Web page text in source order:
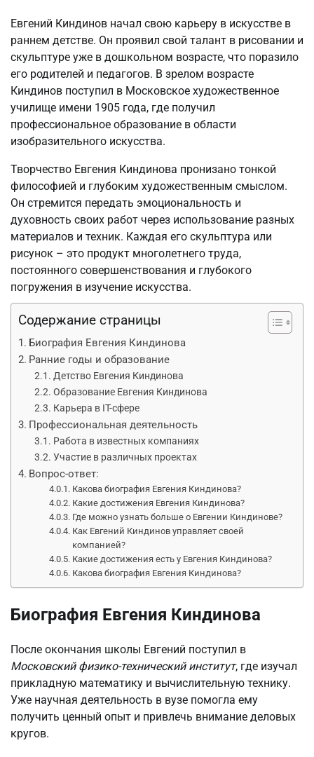
Евгений Киндинов начал свою карьеру в искусстве в
раннем детстве. Он проявил свой талант в рисовании и
скульптуре уже в дошкольном возрасте, что поразило
его родителей и педагогов. В зрелом возрасте
Киндинов поступил в Московское художественное
училище имени 1905 года, где получил
профессиональное образование в области
изобразительного искусства.
Творчество Евгения Киндинова пронизано тонкой
философией и глубоким художественным смыслом.
Он стремится передать эмоциональность и
духовность своих работ через использование разных
материалов и техник. Каждая его скульптура или
рисунок – это продукт многолетнего труда,
постоянного совершенствования и глубокого
погружения в изучение искусства.
Содержание страницы
Биография Евгения Киндинова
Ранние годы и образование
Детство Евгения Киндинова
Образование Евгения Киндинова
Карьера в IT-сфере
Профессиональная деятельность
Работа в известных компаниях
Участие в различных проектах
Вопрос-ответ:
Какова биография Евгения Киндинова?
Какие достижения Евгения Киндинова?
Где можно узнать больше о Евгении Киндинове?
Как Евгений Киндинов управляет своей
компанией?
Какие достижения есть у Евгения Киндинова?
Какова биография Евгения Киндинова?
Биография Евгения Киндинова
После окончания школы Евгений поступил в
Московский физико-технический институт, где изучал
прикладную математику и вычислительную технику.
Уже научная деятельность в вузе помогла ему
получить ценный опыт и привлечь внимание деловых
кругов.